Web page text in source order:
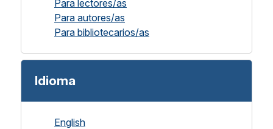
Para lectores/as
Para autores/as
Para bibliotecarios/as
Idioma
English